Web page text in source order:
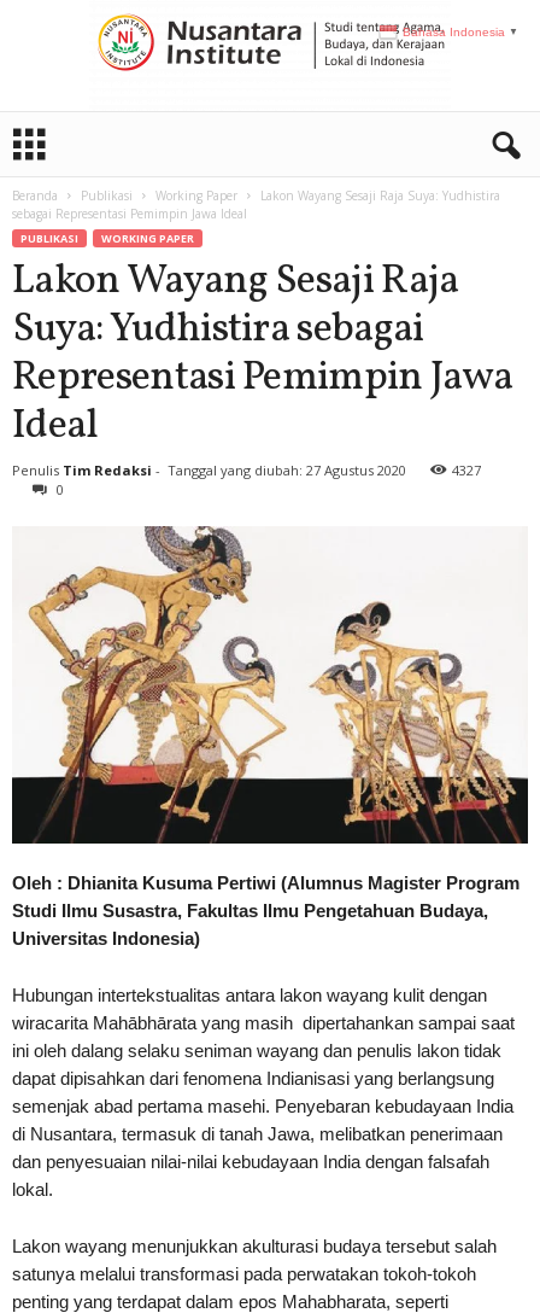
Beranda Publikasi Working Paper
Lakon Wayang Sesaji Raja Suya: Yudhistira
sebagai Representasi Pemimpin Jawa Ideal
PUBLIKASI WORKING PAPER
Lakon Wayang Sesaji Raja
Suya: Yudhistira sebagai
Representasi Pemimpin Jawa
Ideal
Penulis Tim Redaksi - Tanggal yang diubah: 27 Agustus 2020
4327
0
Oleh : Dhianita Kusuma Pertiwi (Alumnus Magister Program
Studi Ilmu Susastra, Fakultas Ilmu Pengetahuan Budaya,
Universitas Indonesia)
Hubungan intertekstualitas antara lakon wayang kulit dengan
wiracarita Mahābhārata yang masih dipertahankan sampai saat
ini oleh dalang selaku seniman wayang dan penulis lakon tidak
dapat dipisahkan dari fenomena Indianisasi yang berlangsung
semenjak abad pertama masehi. Penyebaran kebudayaan India
di Nusantara, termasuk di tanah Jawa, melibatkan penerimaan
dan penyesuaian nilai-nilai kebudayaan India dengan falsafah
lokal.
Lakon wayang menunjukkan akulturasi budaya tersebut salah
satunya melalui transformasi pada perwatakan tokoh-tokoh
penting yang terdapat dalam epos Mahabharata, seperti
Bahasa Indonesia ▼